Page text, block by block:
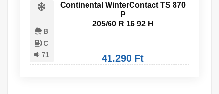
B
C
71
Continental WinterContact TS 870
P
205/60 R 16 92 H
41.290 Ft